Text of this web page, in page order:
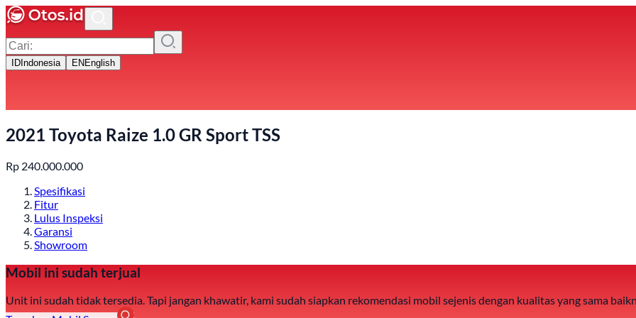
ID Indonesia EN English
2021 Toyota Raize 1.0 GR Sport TSS
Rp 240.000.000
Spesifikasi
Fitur
Lulus Inspeksi
Garansi
Showroom
Mobil ini sudah terjual
Unit ini sudah tidak tersedia. Tapi jangan khawatir, kami sudah siapkan rekomendasi mobil sejenis dengan kualitas yang sama